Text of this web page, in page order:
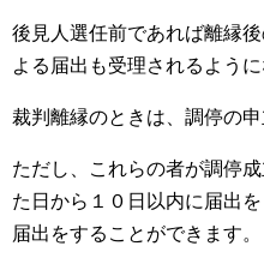
後見人選任前であれば離縁
よる届出も受理されるように
裁判離縁のときは、調停の
ただし、これらの者が調停
た日から１０日以内に届出
届出をすることができます。